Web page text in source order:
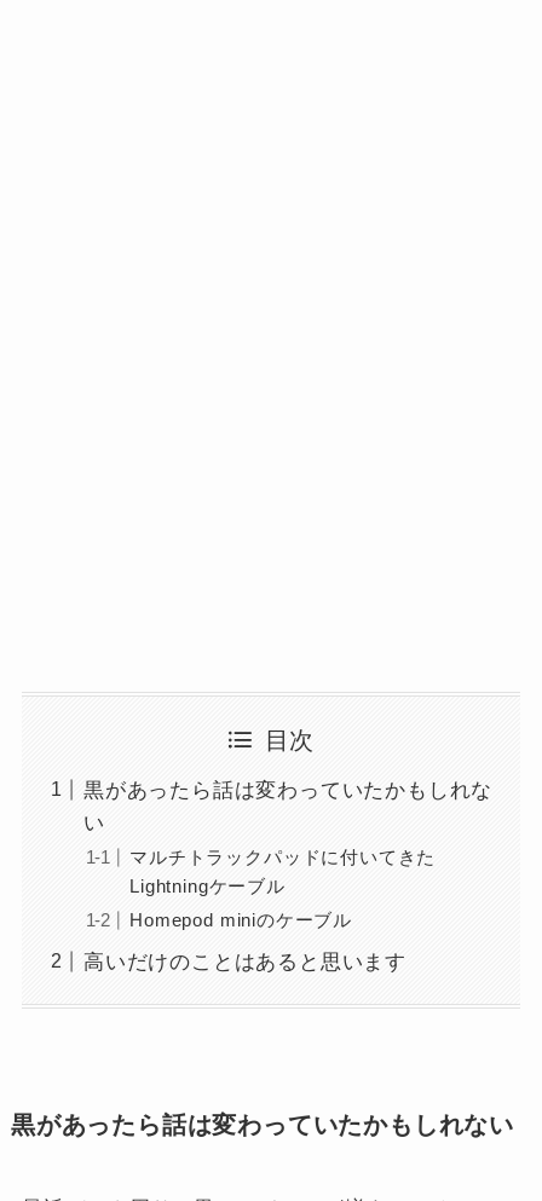
目次
黒があったら話は変わっていたかもしれな
い
マルチトラックパッドに付いてきた
Lightningケーブル
Homepod miniのケーブル
高いだけのことはあると思います
黒があったら話は変わっていたかもしれない